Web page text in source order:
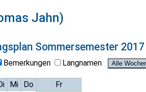
Jahn)
Sommersemester 2017
Bemerkungen Langnamen
Mi Do
Fr